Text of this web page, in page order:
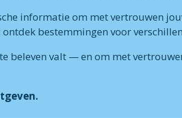
informatie om met vertrouwen
bestemmingen voor
beleven valt — en om met